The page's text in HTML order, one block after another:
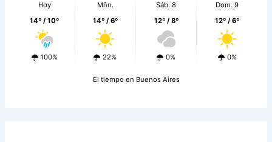
Hoy
14º / 10º
100%
Mñn.
14º / 6º
22%
Sáb. 8
12º / 8º
0%
Dom. 9
12º / 6º
0%
El tiempo en Buenos Aires